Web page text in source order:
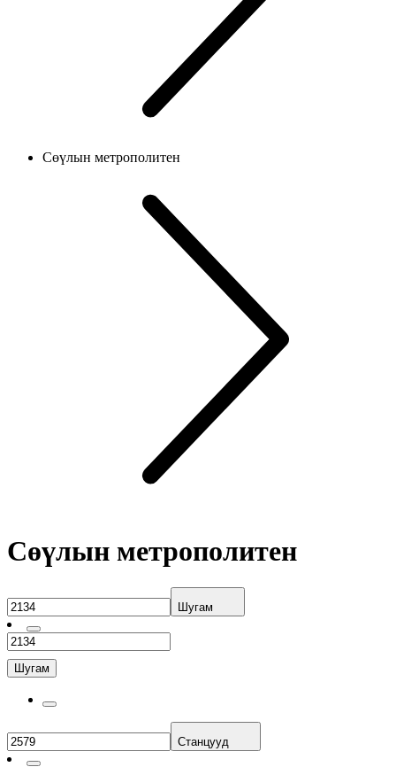
Сөүлын метрополитен
Сөүлын метрополитен
Шугам
Шугам
Станцууд